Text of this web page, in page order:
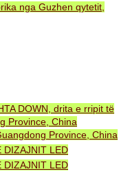
nga Guzhen qytetit,
DOWN, drita e rripit të
Province, China
Province, China
DIZAJNIT LED
DIZAJNIT LED